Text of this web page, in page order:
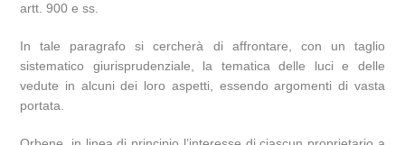
artt. 900 e ss.
In tale paragrafo si cercherà di affrontare, con un taglio
sistematico giurisprudenziale, la tematica delle luci e delle
vedute in alcuni dei loro aspetti, essendo argomenti di vasta
portata.